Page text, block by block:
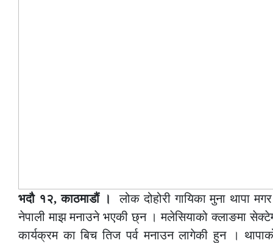
भदौ १२, काठमाडौं ।लोक दोहोरी गायिका मुना थापा
नेपाली माझ मनाउने भएकी छ्न । मलेसियाको क्लाङमा
कार्यक्रम का बिच तिज पर्व मनाउन लागेकी हुन ।